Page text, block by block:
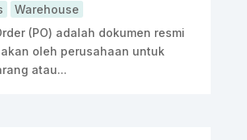
Warehouse
(PO) adalah dokumen resmi
oleh perusahaan untuk
atau...